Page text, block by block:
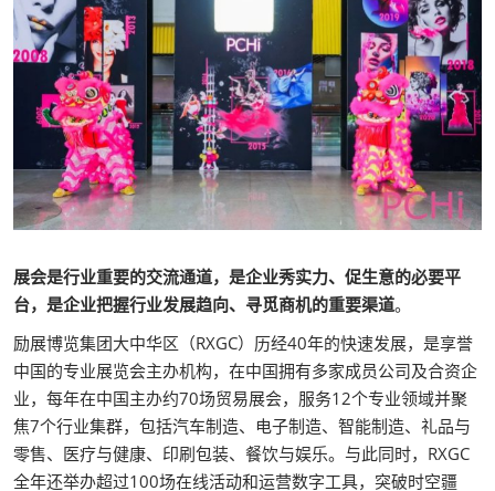
展会是行业重要的交流通道，是企业秀实力、促生意的必要平
台，是企业把握行业发展趋向、寻觅商机的重要渠道。
励展博览集团大中华区（RXGC）历经40年的快速发展，是享誉
中国的专业展览会主办机构，在中国拥有多家成员公司及合资企
业，每年在中国主办约70场贸易展会，服务12个专业领域并聚
焦7个行业集群，包括汽车制造、电子制造、智能制造、礼品与
零售、医疗与健康、印刷包装、餐饮与娱乐。与此同时，RXGC
全年还举办超过100场在线活动和运营数字工具，突破时空疆